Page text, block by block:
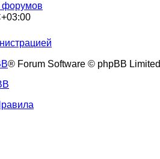
форумов
® Forum Software © phpBB Limited